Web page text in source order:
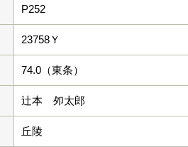
P252
23758Ｙ
74.0（東条）
辻本 夘太郎
丘陵